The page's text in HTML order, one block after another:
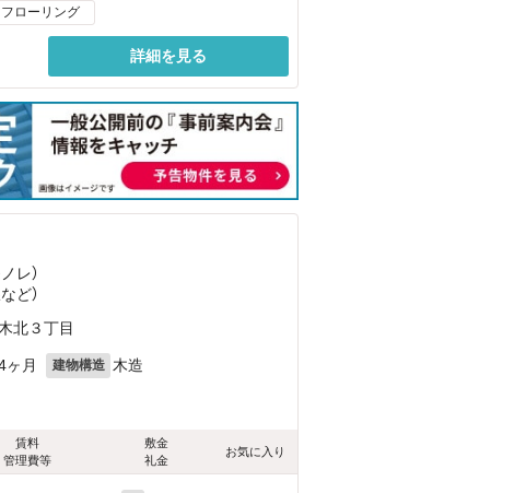
フローリング
詳細を見る
レ）
など）
北３丁目
ヶ月 建物構造 木造
賃料
管理費等
敷金
礼金
お気に入り